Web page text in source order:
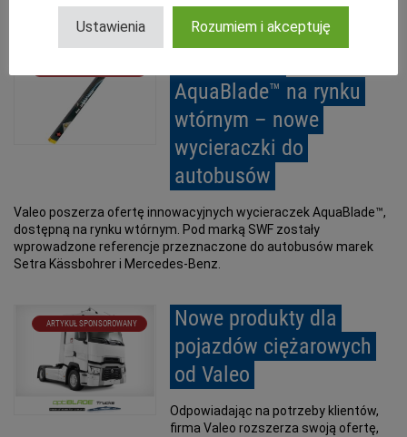
następowała stopniowo.
AquaBlade™ na rynku
wtórnym – nowe
wycieraczki do
autobusów
Valeo poszerza ofertę innowacyjnych wycieraczek AquaBlade™,
dostępną na rynku wtórnym. Pod marką SWF zostały
wprowadzone referencje przeznaczone do autobusów marek
Setra Kässbohrer i Mercedes-Benz.
ARTYKUŁ SPONSOROWANY
Nowe produkty dla
pojazdów ciężarowych
od Valeo
Odpowiadając na potrzeby klientów,
firma Valeo rozszerza swoją ofertę,
Ustawienia Rozumiem i akceptuję